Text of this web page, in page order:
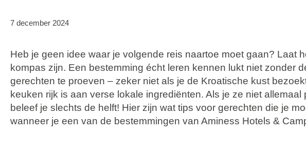
7 december 2024
Heb je geen idee waar je volgende reis naartoe moet gaan? Laat
kompas zijn. Een bestemming écht leren kennen lukt niet zonder
gerechten te proeven – zeker niet als je de Kroatische kust
keuken rijk is aan verse lokale ingrediënten. Als je ze niet allemaal
beleef je slechts de helft! Hier zijn wat tips voor gerechten die je
wanneer je een van de bestemmingen van Aminess Hotels &